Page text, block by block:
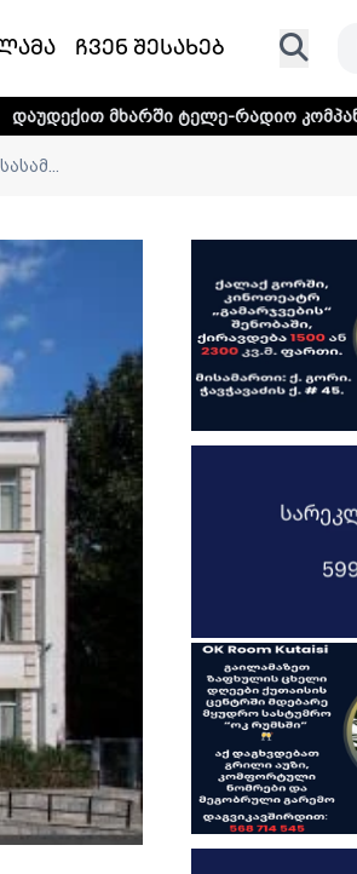
ჩვენ შესახებ
ტელე-რადიო კომპანია